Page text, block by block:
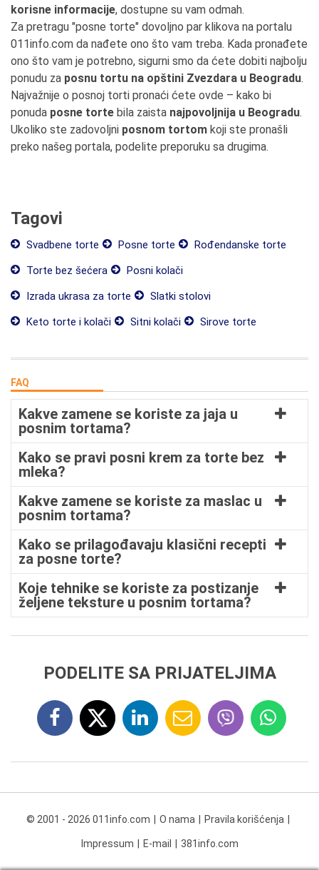
korisne informacije, dostupne su vam odmah.
Za pretragu "posne torte" dovoljno par klikova na portalu
011info.com da nađete ono što vam treba. Kada pronađete
ono što vam je potrebno, sigurni smo da ćete dobiti najbolju
ponudu za posnu tortu na opštini Zvezdara u Beogradu.
Najvažnije o posnoj torti pronaći ćete ovde – kako bi
ponuda posne torte bila zaista najpovoljnija u Beogradu.
Ukoliko ste zadovoljni posnom tortom koji ste pronašli
preko našeg portala, podelite preporuku sa drugima.
Tagovi
Svadbene torte Posne torte
Rođendanske torte
Torte bez šećera
Posni kolači
Izrada ukrasa za torte
Slatki stolovi
Keto torte i kolači
Sitni kolači Sirove torte
FAQ
Kakve zamene se koriste za jaja u
posnim tortama?
Kako se pravi posni krem za torte bez
mleka?
Kakve zamene se koriste za maslac u
posnim tortama?
Kako se prilagođavaju klasični recepti
za posne torte?
Koje tehnike se koriste za postizanje
željene teksture u posnim tortama?
PODELITE SA PRIJATELJIMA
© 2001 - 2026 011info.com O nama Pravila korišćenja
Impressum E-mail 381info.com